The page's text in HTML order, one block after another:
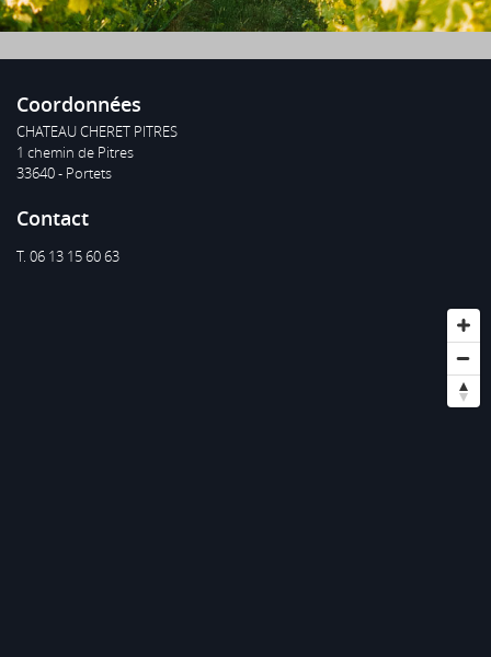
Coordonnées
CHATEAU CHERET PITRES
1 chemin de Pitres
33640 - Portets
Contact
T. 06 13 15 60 63